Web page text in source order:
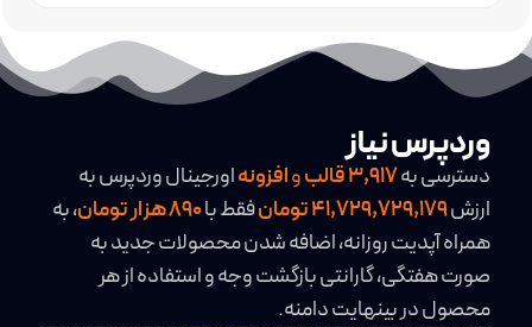
وردپرس نیاز
دسترسی به3,917قالبوافزونهاورجینال وردپرس به
ارزش41,729,729,179 تومان فقط با
، به
همراه آپدیت روزانه، اضافه شدن محصولات جدید به
صورت هفتگی، گارانتی بازگشت وجه و استفاده از هر
محصول در بینهایت دامنه.